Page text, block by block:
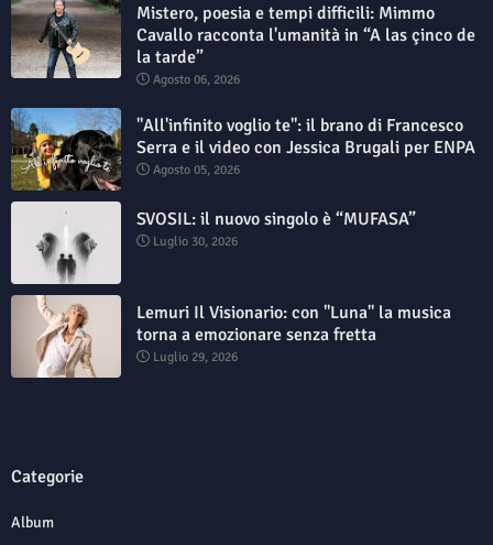
Mistero, poesia e tempi difficili: Mimmo
Cavallo racconta l'umanità in “A las çinco de
la tarde”
Agosto 06, 2026
"All'infinito voglio te": il brano di Francesco
Serra e il video con Jessica Brugali per ENPA
Agosto 05, 2026
SVOSIL: il nuovo singolo è “MUFASA”
Luglio 30, 2026
Lemuri Il Visionario: con "Luna" la musica
torna a emozionare senza fretta
Luglio 29, 2026
Categorie
Album